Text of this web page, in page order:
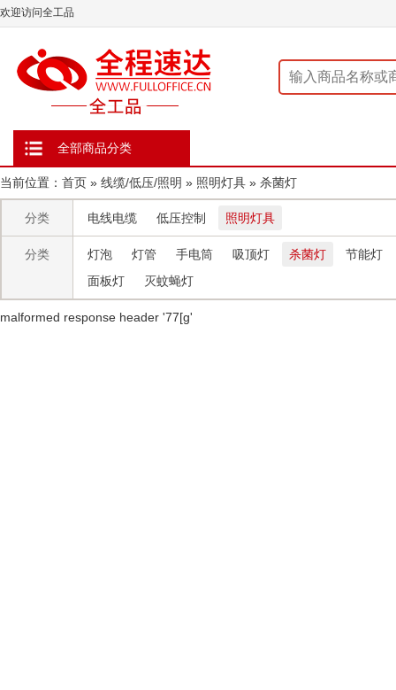
欢迎访问全工品
全部商品分类
当前位置： 首页 » 线缆/低压/照明 » 照明灯具 » 杀菌灯
分类 电线电缆 低压控制 照明灯具
分类 灯泡 灯管 手电筒 吸顶灯 杀菌灯
节能灯
面板灯
灭蚊蝇灯
malformed response header ' 77[g'